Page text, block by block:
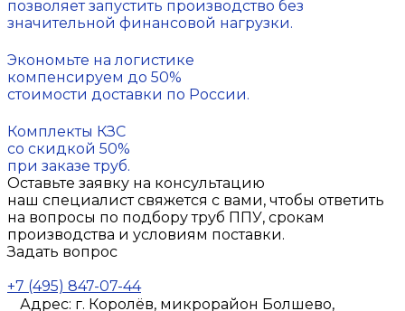
позволяет запустить производство без
значительной финансовой нагрузки.
Экономьте на логистике
компенсируем до 50%
стоимости доставки по России.
Комплекты КЗС
со скидкой 50%
при заказе труб.
Оставьте заявку на консультацию
наш специалист свяжется с вами, чтобы ответить
на вопросы по подбору труб ППУ, срокам
производства и условиям поставки.
Задать вопрос
+7 (495) 847-07-44
Адрес: г. Королёв, микрорайон Болшево,